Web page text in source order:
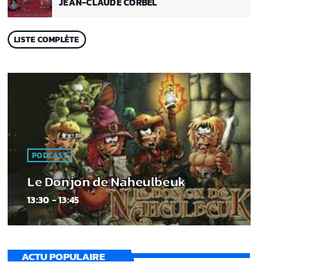
LISTE COMPLÈTE
PODCAST
Le Donjon de Naheulbeuk
13:30 - 13:45
ACTU POPULAIRE